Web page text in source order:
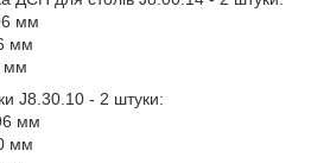
мм
мм
мм
J8.30.10 - 2 штуки:
мм
мм